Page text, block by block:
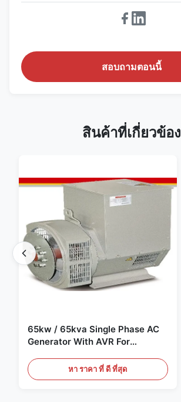
สอบถามตอนนี้
สินค้าที่เกี่ยวข้อง
65kw / 65kva Single Phase AC
Generator With AVR For
หา ราคา ที่ ดี ที่สุด